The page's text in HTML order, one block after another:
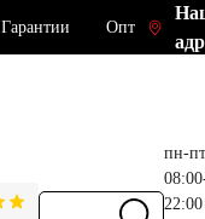
Гарантии Опт
пн-пт
22:00